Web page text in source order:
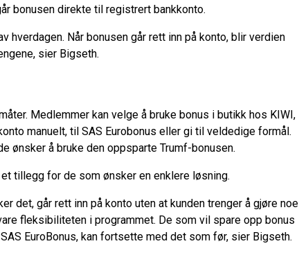
bonusen direkte til registrert bankkonto.
hverdagen. Når bonusen går rett inn på konto, blir verdien
sier Bigseth.
Medlemmer kan velge å bruke bonus i butikk hos KIWI,
manuelt, til SAS Eurobonus eller gi til veldedige formål.
ønsker å bruke den oppsparte Trumf-bonusen.
tillegg for de som ønsker en enklere løsning.
det, går rett inn på konto uten at kunden trenger å gjøre noe
fleksibiliteten i programmet. De som vil spare opp bonus
EuroBonus, kan fortsette med det som før, sier Bigseth.